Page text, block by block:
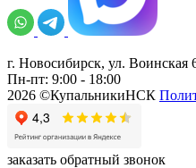
г. Новосибирск, ул. Воинская
Пн-пт: 9:00 - 18:00
2026 ©КупальникиНСК
заказать обратный звонок